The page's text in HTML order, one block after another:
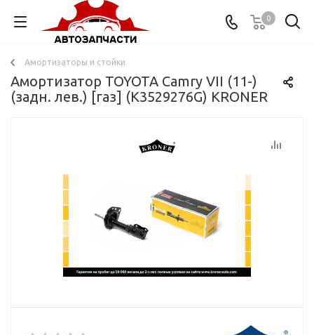
0
Амортизаторы и стойки
Амортизатор TOYOTA Camry VII (11-)
(задн. лев.) [газ] (K3529276G) KRONER